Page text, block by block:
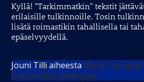
Kyllä! "Tarkimmatkin" tekstit
erilaisille tulkinnoille. Tosin
lisätä roimastikin tahallisella tai
epäselvyydellä.
Jouni Tilli aiheesta Mark Carneyn
kohtalokas analogia